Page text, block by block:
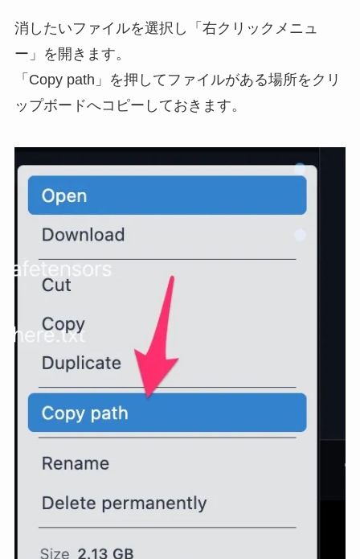
消したいファイルを選択し「右クリックメニュ
ー」を開きます。
「Copy path」を押してファイルがある場所をクリ
ップボードへコピーしておきます。